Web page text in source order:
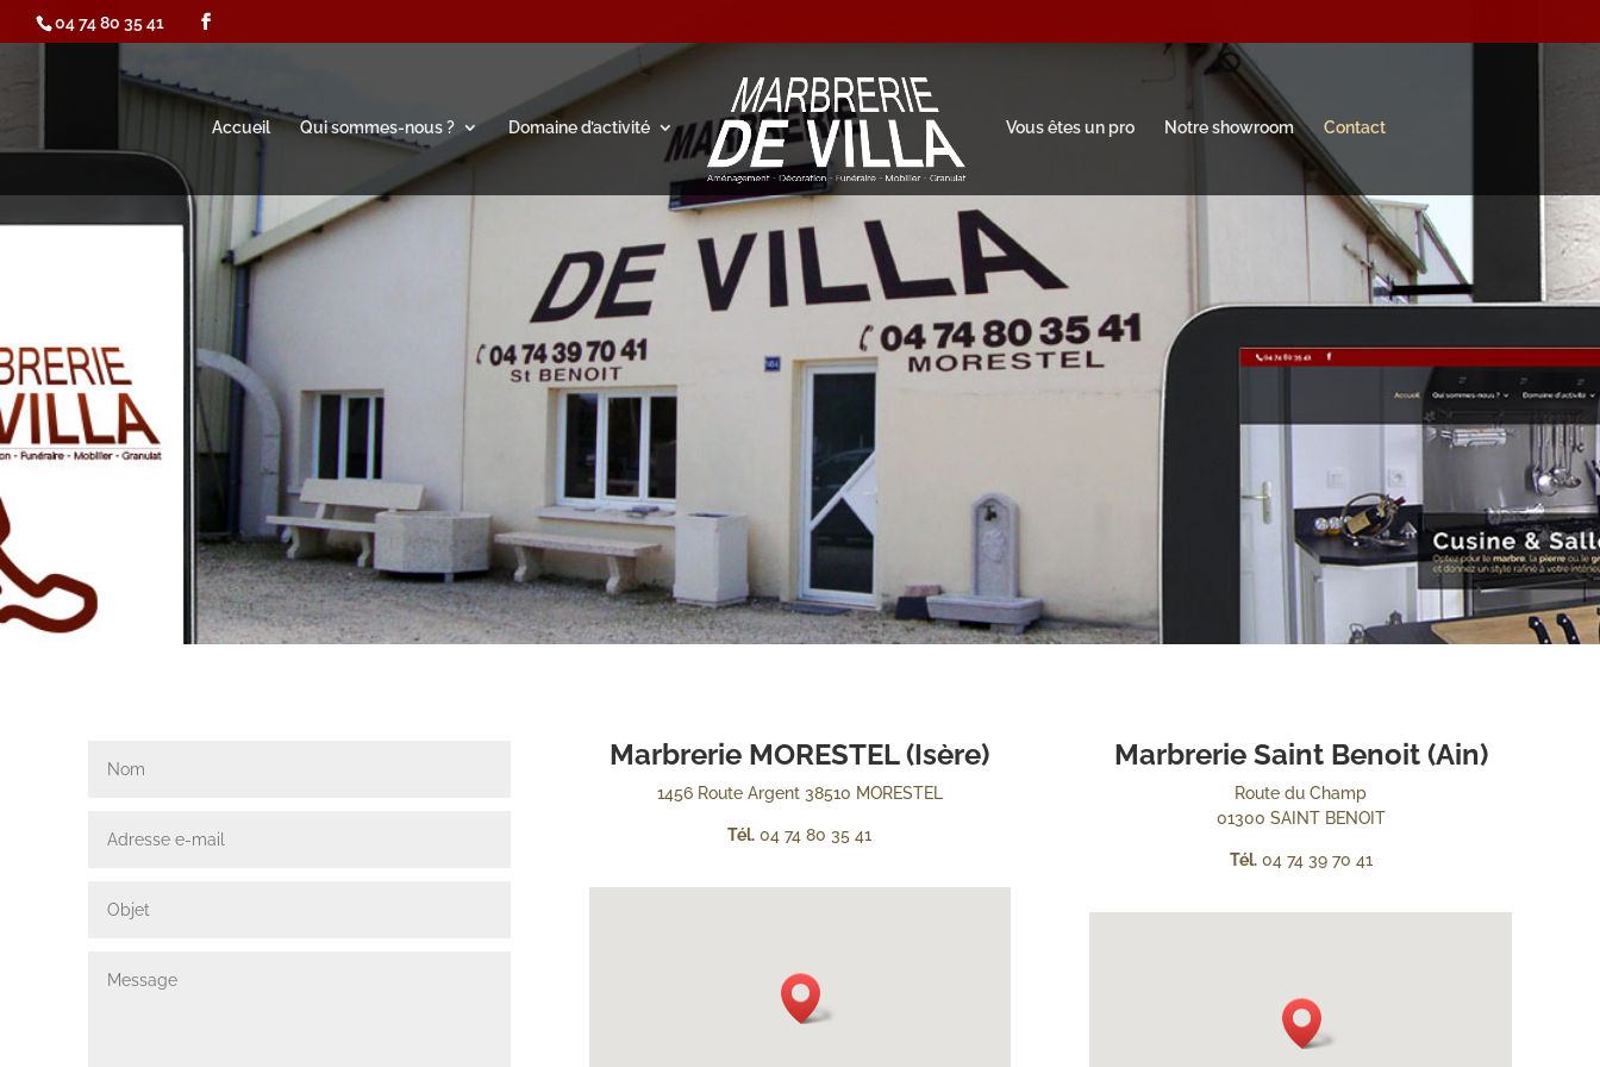
04 74 80 35 41
Accueil Qui sommes-nous ? Domaine d’activité Vous êtes un pro Notre showroom Contact
Marbrerie MORESTEL (Isère)
1456 Route Argent 38510 MORESTEL
Tél. 04 74 80 35 41
Marbrerie Saint Benoit (Ain)
Route du Champ
01300 SAINT BENOIT
Tél.04 74 39 70 41